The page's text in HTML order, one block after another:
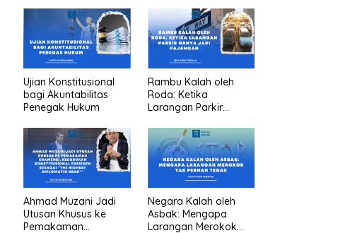
Ujian Konstitusional
bagi Akuntabilitas
Penegak Hukum
Rambu Kalah oleh
Roda: Ketika
Larangan Parkir
Ahmad Muzani Jadi
Utusan Khusus ke
Pemakaman
Negara Kalah oleh
Asbak: Mengapa
Larangan Merokok